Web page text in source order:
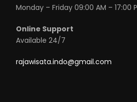
Monday – Friday 09:00 AM – 17:00
Online Support
Available 24/7
rajawisata.indo@gmail.com